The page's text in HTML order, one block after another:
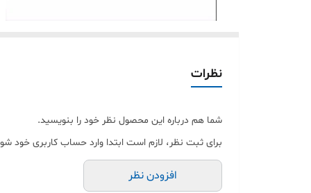
نظرات
شما هم درباره این محصول نظر خود را بنویسید.
برای ثبت نظر، لازم است ابتدا وارد حساب کاربری خود
افزودن نظر